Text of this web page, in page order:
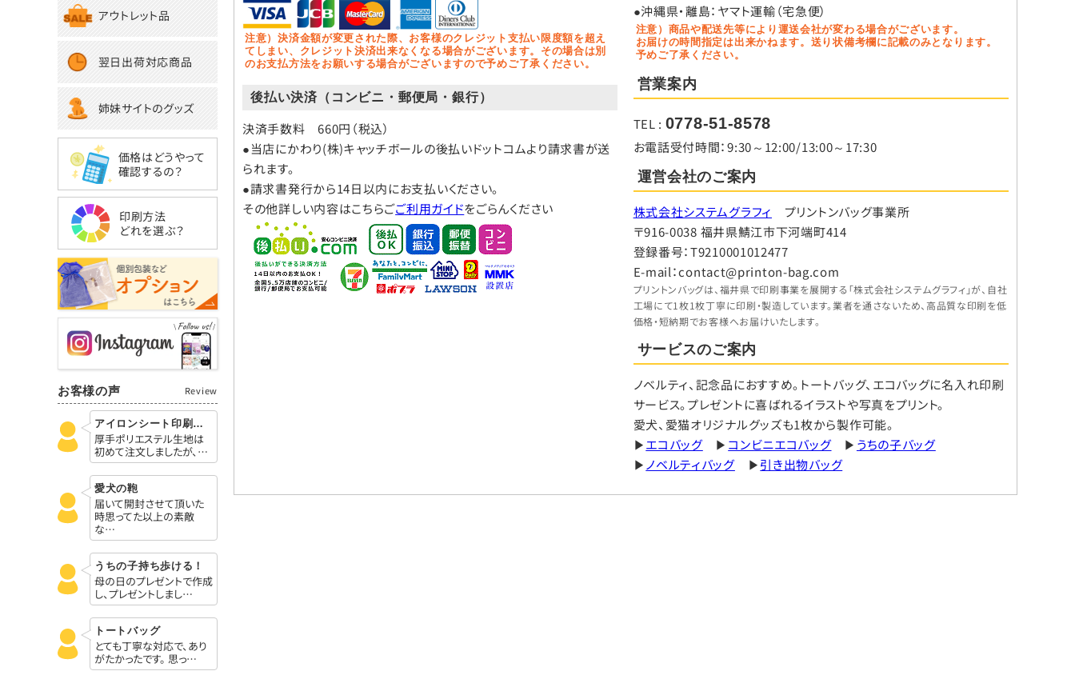
注意）決済金額が変更された際、お客様のクレジット支払い限度額を超え
てしまい、クレジット決済出来なくなる場合がございます。その場合は別
のお支払方法をお願いする場合がございますので予めご了承ください。
後払い決済（コンビニ・郵便局・銀行）
決済手数料 660円（税込）
●当店にかわり(株)キャッチボールの後払いドットコムより請求書が送
られます。
●請求書発行から14日以内にお支払いください。
その他詳しい内容はこちらごご利用ガイドをごらんください
●沖縄県・離島：ヤマト運輸（宅急便）
注意）商品や配送先等により運送会社が変わる場合がございます。
お届けの時間指定は出来かねます。送り状備考欄に記載のみとなります。
予めご了承ください。
営業案内
TEL : 0778-51-8578
お電話受付時間：9:30～12:00/13:00～17:30
運営会社のご案内
株式会社システムグラフィ プリントンバッグ事業所
〒916-0038 福井県鯖江市下河端町414
登録番号：T9210001012477
E-mail：contact@printon-bag.com
プリントンバッグは、福井県で印刷事業を展開する「株式会社システムグラフィ」が、自社
工場にて1枚1枚丁寧に印刷・製造しています。業者を通さないため、高品質な印刷を低
価格・短納期でお客様へお届けいたします。
サービスのご案内
ノベルティ、記念品におすすめ。トートバッグ、エコバッグに名入れ印刷
サービス。プレゼントに喜ばれるイラストや写真をプリント。
愛犬、愛猫オリジナルグッズも1枚から製作可能。
▶エコバッグ▶ コンビニエコバッグ▶ うちの子バッグ
▶ ノベルティバッグ▶引き出物バッグ
アウトレット品
翌日出荷対応商品
姉妹サイトのグッズ
価格はどうやって
確認するの？
印刷方法
どれを選ぶ？
お客様の声 Review
アイロンシート印刷がきれいでした。
厚手ポリエステル生地は
初めて注文しましたが、…
愛犬の鞄
届いて開封させて頂いた
時思ってた以上の素敵
な…
うちの子持ち歩ける！
母の日のプレゼントで作成
し、プレゼントしまし…
トートバッグ
とても丁寧な対応で、あり
がたかったです。 思っ…